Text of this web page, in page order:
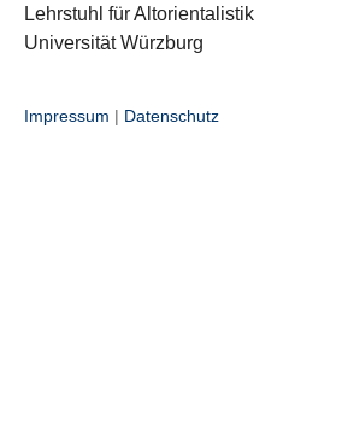
Lehrstuhl für Altorientalistik
Universität Würzburg
Impressum | Datenschutz